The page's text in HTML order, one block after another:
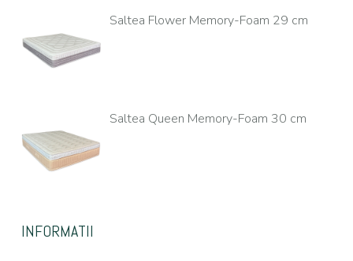
Saltea Flower Memory-Foam 29 cm
Saltea Queen Memory-Foam 30 cm
INFORMATII